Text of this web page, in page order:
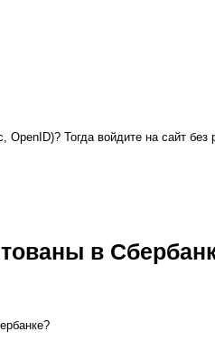
Тогда войдите на сайт без
в